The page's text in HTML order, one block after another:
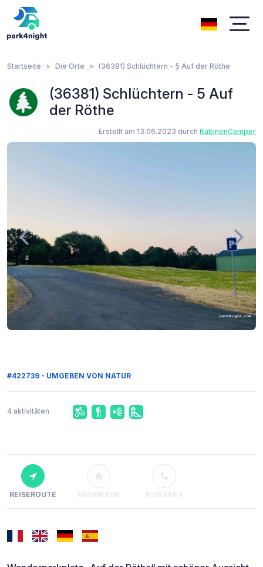
Startseite Die Orte (36381) Schlüchtern - 5 Auf der Röthe
(36381) Schlüchtern - 5 Auf
der Röthe
Erstellt am 13.06.2023 durch KabinenCamper
#422739 - UMGEBEN VON NATUR
4 aktivitäten
REISEROUTE FAVORITEN KONTAKT